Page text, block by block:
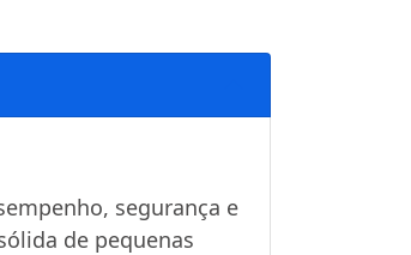
segurança e
de pequenas